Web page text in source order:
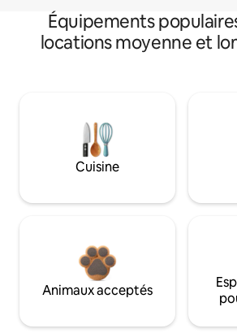
Équipements
locations moyenne et
Cuisine
Animaux acceptés